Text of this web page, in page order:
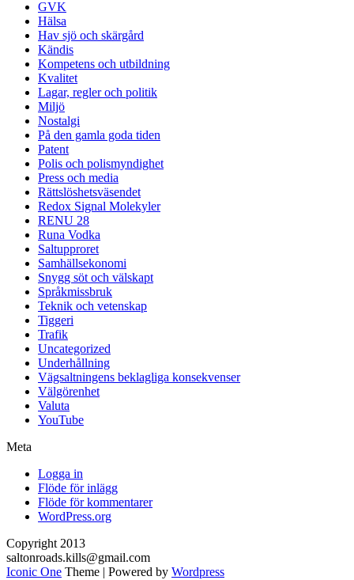
GVK
Hälsa
Hav sjö och skärgård
Kändis
Kompetens och utbildning
Kvalitet
Lagar, regler och politik
Miljö
Nostalgi
På den gamla goda tiden
Patent
Polis och polismyndighet
Press och media
Rättslöshetsväsendet
Redox Signal Molekyler
RENU 28
Runa Vodka
Saltupproret
Samhällsekonomi
Snygg söt och välskapt
Språkmissbruk
Teknik och vetenskap
Tiggeri
Trafik
Uncategorized
Underhållning
Vägsaltningens beklagliga konsekvenser
Välgörenhet
Valuta
YouTube
Meta
Logga in
Flöde för inlägg
Flöde för kommentarer
WordPress.org
Copyright 2013
saltonroads.kills@gmail.com
Iconic One Theme | Powered by Wordpress